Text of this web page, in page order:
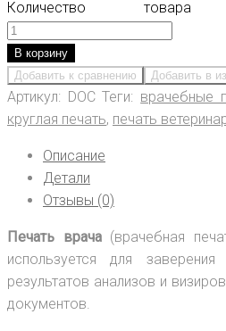
Количество
В корзину
Добавить к сравнению
Добавить в
Артикул: DOC Теги: врачебные
круглая печать, печать
Описание
Детали
Отзывы (0)
Печать врача(врачебная
используется для заверения
результатов анализов и
документов.